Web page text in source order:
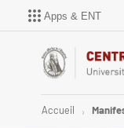
Apps & ENT
Accueil